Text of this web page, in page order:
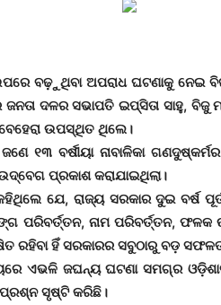
ବଢ଼ୁଥିବା ଅପରାଧ ଘଟଣାକୁ ନେଇ
ଦଳର ସଭାପତି ଇପ୍ସିତା ସାହୁ, ବିଜୁ
ଉପସ୍ଥିତ ଥିଲେ।
୧୩ ବର୍ଷୀୟା ନାବାଳିକା
ପ୍ରକାଶ କରାଯାଇଥିଲା।
ଯେ, ରାଜ୍ୟ ସରକାର ଦୁଇ ବର୍ଷ
ନାମ ପରିବର୍ତ୍ତନ, ଫଳକ
ରହିବା ହିଁ ସରକାରର ସବୁଠାରୁ ବଡ଼
ଏଭଳି ଜଘନ୍ୟ ଘଟଣା ସମଗ୍ର
ସୃଷ୍ଟି କରିଛି।